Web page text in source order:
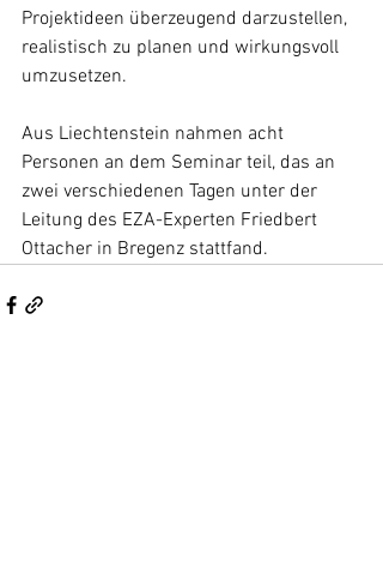
Projektideen überzeugend darzustellen,
realistisch zu planen und wirkungsvoll
umzusetzen.
Aus Liechtenstein nahmen acht
Personen an dem Seminar teil, das an
zwei verschiedenen Tagen unter der
Leitung des EZA-Experten Friedbert
Ottacher in Bregenz stattfand.